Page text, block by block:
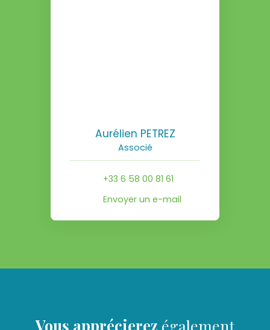
Aurélien PETREZ
Associé
+33 6 58 00 81 61
Envoyer un e-mail
Vous apprécierez également